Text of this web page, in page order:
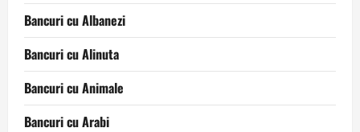
Bancuri cu Albanezi
Bancuri cu Alinuta
Bancuri cu Animale
Bancuri cu Arabi